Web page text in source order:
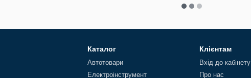
Каталог
Автотовари
Електроінструмент
Клієнтам
Вхід до кабінету
Про нас